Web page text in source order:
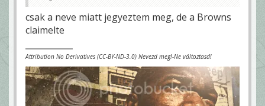
csak a neve miatt jegyeztem meg, de a Browns
claimelte
Attribution No Derivatives (CC-BY-ND-3.0) Nevezd meg!-Ne változtasd!